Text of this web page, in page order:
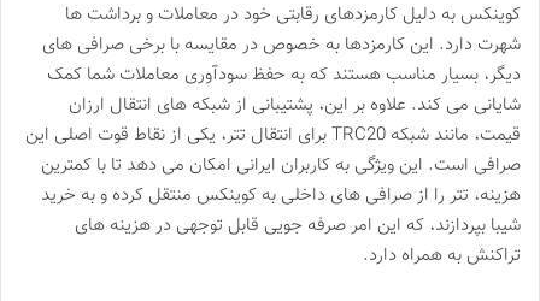
کوینکس به دلیل کارمزدهای رقابتی خود در معاملات و برداشت ها
شهرت دارد. این کارمزدها به خصوص در مقایسه با برخی صرافی های
دیگر، بسیار مناسب هستند که به حفظ سودآوری معاملات شما کمک
شایانی می کند. علاوه بر این، پشتیبانی از شبکه های انتقال ارزان
قیمت، مانند شبکه TRC20 برای انتقال تتر، یکی از نقاط قوت اصلی این
صرافی است. این ویژگی به کاربران ایرانی امکان می دهد تا با کمترین
هزینه، تتر را از صرافی های داخلی به کوینکس منتقل کرده و به خرید
شیبا بپردازند، که این امر صرفه جویی قابل توجهی در هزینه های
تراکنش به همراه دارد.